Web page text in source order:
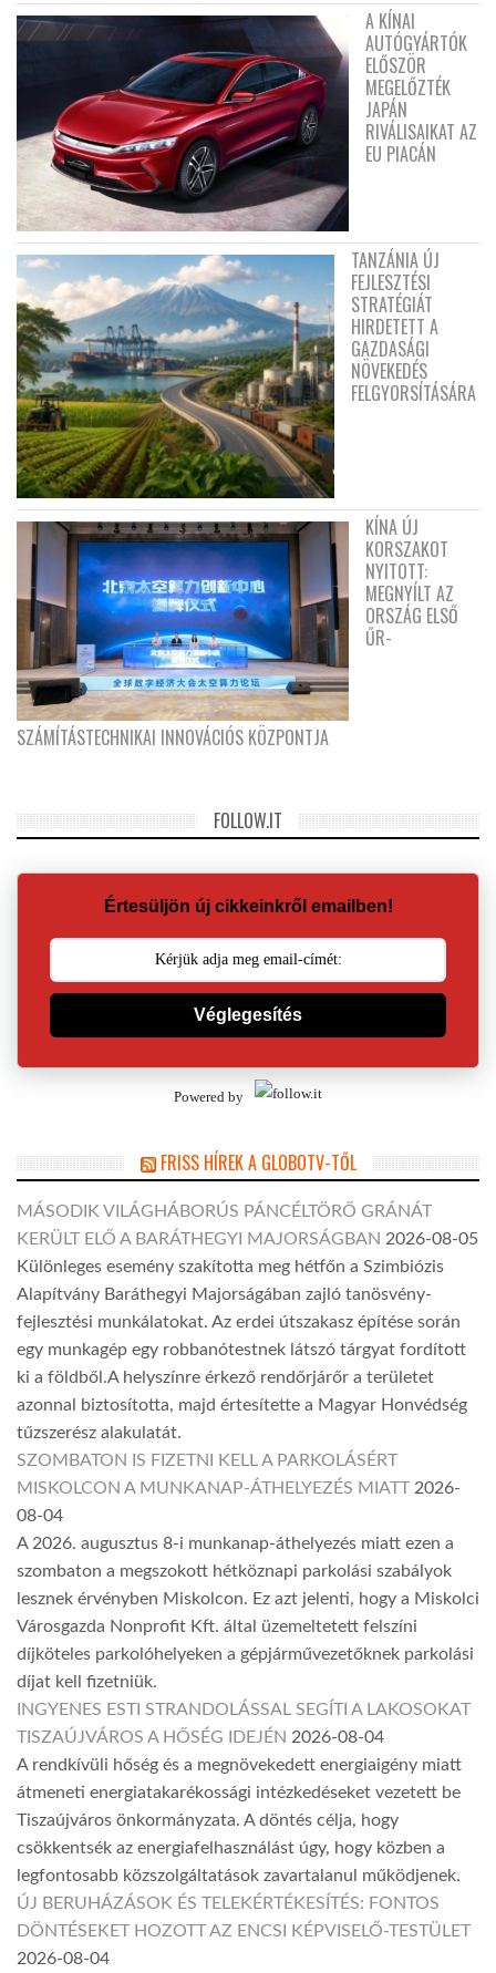
A KÍNAI
AUTÓGYÁRTÓK
ELŐSZÖR
MEGELŐZTÉK
JAPÁN
RIVÁLISAIKAT AZ
EU PIACÁN
TANZÁNIA ÚJ
FEJLESZTÉSI
STRATÉGIÁT
HIRDETETT A
GAZDASÁGI
NÖVEKEDÉS
FELGYORSÍTÁSÁRA
KÍNA ÚJ
KORSZAKOT
NYITOTT:
MEGNYÍLT AZ
ORSZÁG ELSŐ
ŰR-
SZÁMÍTÁSTECHNIKAI INNOVÁCIÓS KÖZPONTJA
FOLLOW.IT
Értesüljön új cikkeinkről emailben!
Véglegesítés
Powered by
FRISS HÍREK A GLOBOTV-TŐL
MÁSODIK VILÁGHÁBORÚS PÁNCÉLTÖRŐ GRÁNÁT
KERÜLT ELŐ A BARÁTHEGYI MAJORSÁGBAN 2026-08-05
Különleges esemény szakította meg hétfőn a Szimbiózis
Alapítvány Baráthegyi Majorságában zajló tanösvény-
fejlesztési munkálatokat. Az erdei útszakasz építése során
egy munkagép egy robbanótestnek látszó tárgyat fordított
ki a földből.A helyszínre érkező rendőrjárőr a területet
azonnal biztosította, majd értesítette a Magyar Honvédség
tűzszerész alakulatát.
SZOMBATON IS FIZETNI KELL A PARKOLÁSÉRT
MISKOLCON A MUNKANAP-ÁTHELYEZÉS MIATT 2026-
08-04
A 2026. augusztus 8-i munkanap-áthelyezés miatt ezen a
szombaton a megszokott hétköznapi parkolási szabályok
lesznek érvényben Miskolcon. Ez azt jelenti, hogy a Miskolci
Városgazda Nonprofit Kft. által üzemeltetett felszíni
díjköteles parkolóhelyeken a gépjárművezetőknek parkolási
díjat kell fizetniük.
INGYENES ESTI STRANDOLÁSSAL SEGÍTI A LAKOSOKAT
TISZAÚJVÁROS A HŐSÉG IDEJÉN 2026-08-04
A rendkívüli hőség és a megnövekedett energiaigény miatt
átmeneti energiatakarékossági intézkedéseket vezetett be
Tiszaújváros önkormányzata. A döntés célja, hogy
csökkentsék az energiafelhasználást úgy, hogy közben a
legfontosabb közszolgáltatások zavartalanul működjenek.
ÚJ BERUHÁZÁSOK ÉS TELEKÉRTÉKESÍTÉS: FONTOS
DÖNTÉSEKET HOZOTT AZ ENCSI KÉPVISELŐ-TESTÜLET
2026-08-04